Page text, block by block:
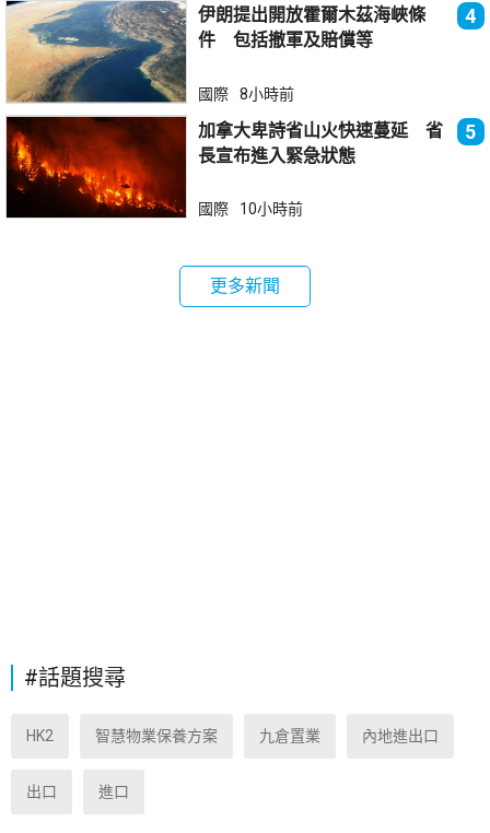
伊朗提出開放霍爾木茲海峽條
件 包括撤軍及賠償等
4
國際 8小時前
加拿大卑詩省山火快速蔓延 省
長宣布進入緊急狀態
5
國際 10小時前
更多新聞
#話題搜尋
HK2 智慧物業保養方案 九倉置業 內地進出口
出口 進口